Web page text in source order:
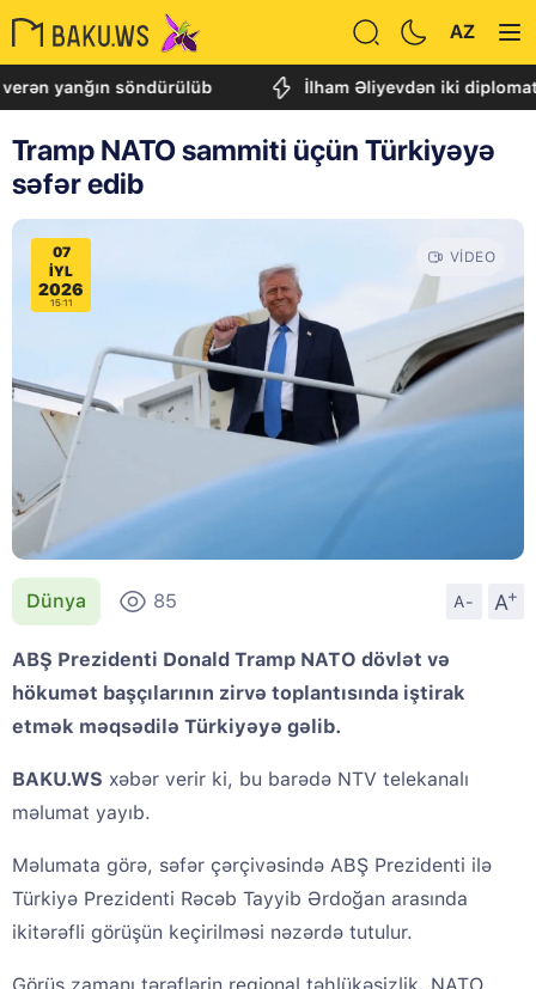
AZ
söndürülüb İlham Əliyevdən iki diplomatla
Tramp NATO sammiti üçün Türkiyəyə
səfər edib
07
IYL
2026
15:11
VIDEO
Dünya 85 A- A
+
ABŞ Prezidenti Donald Tramp NATO dövlət və
hökumət başçılarının zirvə toplantısında iştirak
etmək məqsədilə Türkiyəyə gəlib.
BAKU.WS xəbər verir ki, bu barədə NTV telekanalı
məlumat yayıb.
Məlumata görə, səfər çərçivəsində ABŞ Prezidenti ilə
Türkiyə Prezidenti Rəcəb Tayyib Ərdoğan arasında
ikitərəfli görüşün keçirilməsi nəzərdə tutulur.